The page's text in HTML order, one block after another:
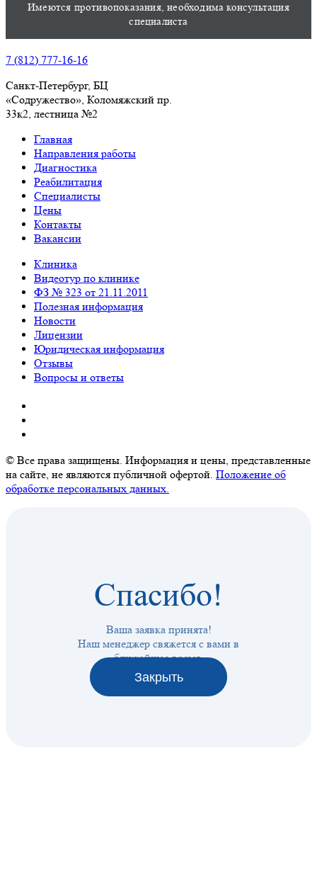
Имеются противопоказания, необходима консультация
специалиста
7 (812) 777-16-16
Санкт-Петербург, БЦ
«Содружество», Колoмяжский пр.
33к2, лестница №2
Главная
Направления работы
Диагностика
Реабилитация
Специалисты
Цены
Контакты
Вакансии
Клиника
Видеотур по клинике
ФЗ № 323 от 21.11.2011
Полезная информация
Новости
Лицензии
Юридическая информация
Отзывы
Вопросы и ответы
© Все права защищены. Информация и цены, представленные
на сайте, не являются публичной офертой. Положение об
обработке персональных данных.
Спасибо!
Ваша заявка принята!
Наш менеджер свяжется с вами в
ближайшее время.
Закрыть